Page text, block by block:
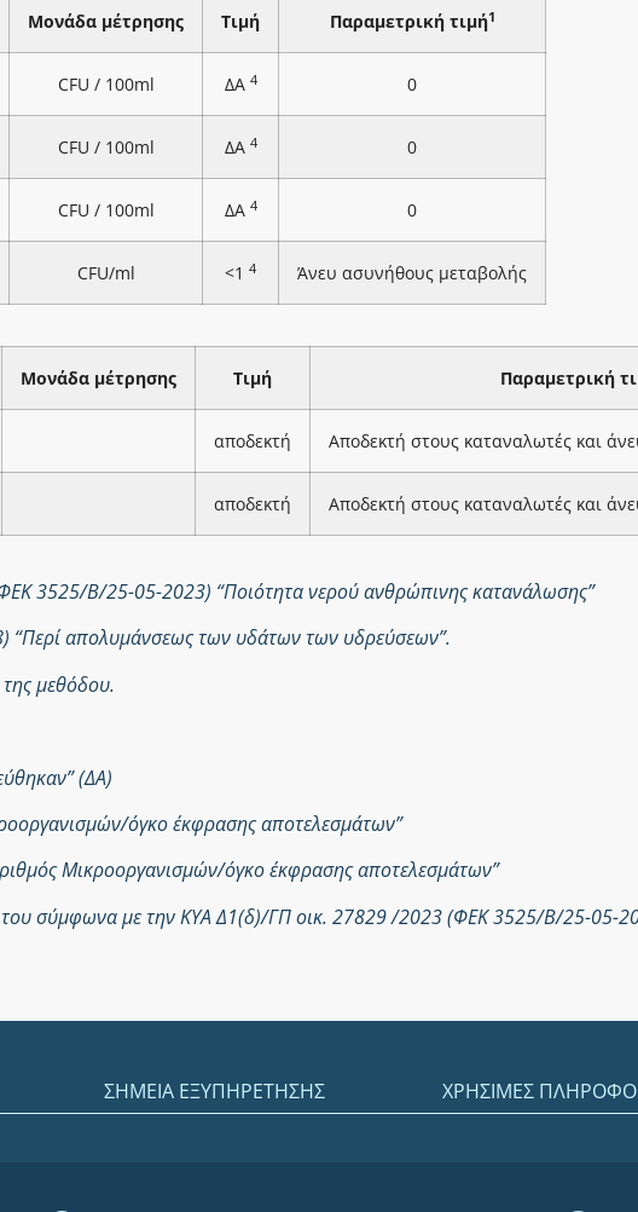
Μονάδα μέτρησης Τιμή Παραμετρική τιμή1
CFU / 100ml ΔΑ 4 0
CFU / 100ml ΔΑ 4 0
CFU / 100ml ΔΑ 4 0
CFU/ml <1 4 Άνευ ασυνήθους μεταβολής
Μονάδα μέτρησης Τιμή Παραμετρική
αποδεκτή Αποδεκτή στους καταναλωτές και
αποδεκτή Αποδεκτή στους καταναλωτές και
3525/Β/25-05-2023) “Ποιότητα νερού ανθρώπινης κατανάλωσης”
απολυμάνσεως των υδάτων των υδρεύσεων”.
μεθόδου.
(ΔΑ)
όγκο έκφρασης αποτελεσμάτων”
Μικροοργανισμών/όγκο έκφρασης αποτελεσμάτων”
του σύμφωνα με την ΚΥΑ Δ1(δ)/ΓΠ οικ. 27829 /2023 (ΦΕΚ 3525/Β/25-05-
ΣΗΜΕΙΑ ΕΞΥΠΗΡΕΤΗΣΗΣ ΧΡΗΣΙΜΕΣ